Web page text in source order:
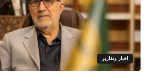
اخبار وتقارير